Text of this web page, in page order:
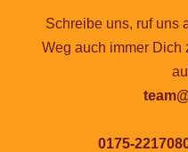
Schreibe uns, ruf
Weg auch immer Dich
0175-